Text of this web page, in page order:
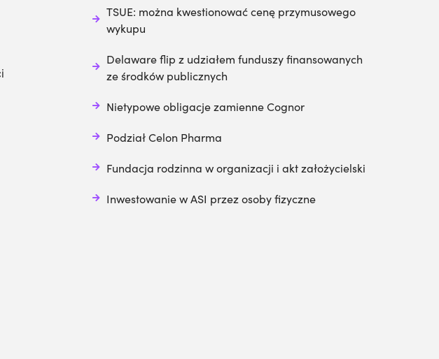
TSUE: można kwestionować cenę przymusowego
wykupu
Delaware flip z udziałem funduszy finansowanych
ze środków publicznych
Nietypowe obligacje zamienne Cognor
Podział Celon Pharma
Fundacja rodzinna w organizacji i akt założycielski
Inwestowanie w ASI przez osoby fizyczne